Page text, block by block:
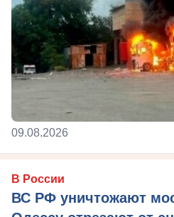
09.08.2026
В России
ВС РФ уничтожают